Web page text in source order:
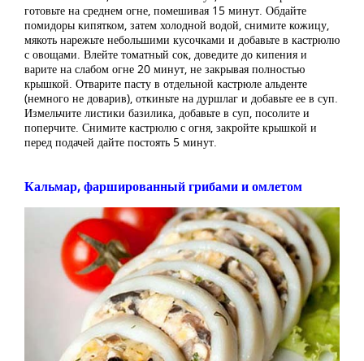
готовьте на среднем огне, помешивая 15 минут. Обдайте
помидоры кипятком, затем холодной водой, снимите кожицу,
мякоть нарежьте небольшими кусочками и добавьте в кастрюлю
с овощами. Влейте томатный сок, доведите до кипения и
варите на слабом огне 20 минут, не закрывая полностью
крышкой. Отварите пасту в отдельной кастрюле альденте
(немного не доварив), откиньте на дуршлаг и добавьте ее в суп.
Измельчите листики базилика, добавьте в суп, посолите и
поперчите. Снимите кастрюлю с огня, закройте крышкой и
перед подачей дайте постоять 5 минут.
Кальмар, фаршированный грибами и омлетом